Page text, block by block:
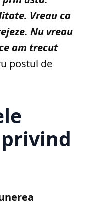
Vreau ca
Nu vreau
am trecut
postul de